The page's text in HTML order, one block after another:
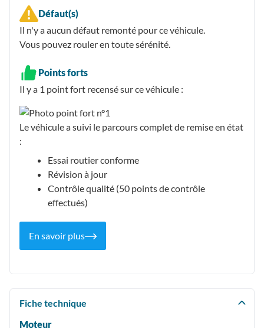
Défaut(s)
Il n'y a aucun défaut remonté pour ce véhicule.
Vous pouvez rouler en toute sérénité.
Points forts
Il y a 1 point fort recensésur ce véhicule :
Le véhicule a suivi le parcours complet de remise en état
:
Essai routier conforme
Révision à jour
Contrôle qualité (50 points de contrôle
effectués)
En savoir plus
Fiche technique
Moteur